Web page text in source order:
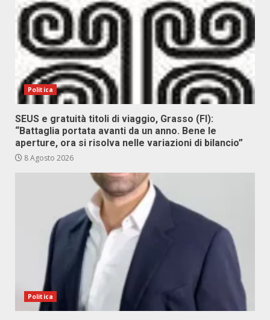
Politica
SEUS e gratuità titoli di viaggio, Grasso (FI):
“Battaglia portata avanti da un anno. Bene le
aperture, ora si risolva nelle variazioni di bilancio”
8 Agosto 2026
Politica